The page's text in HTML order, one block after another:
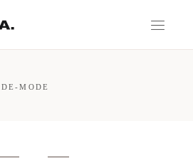
MODE